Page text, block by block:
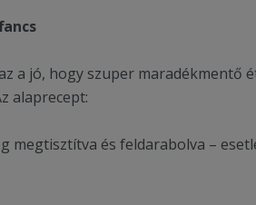
a jó, hogy szuper maradékmentő
alaprecept:
és feldarabolva –